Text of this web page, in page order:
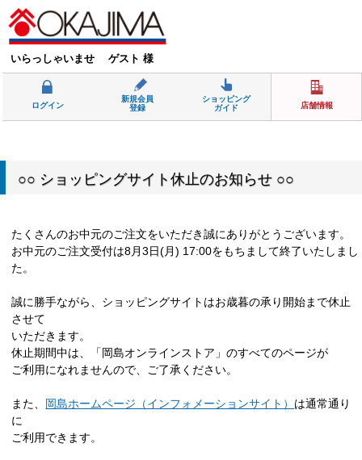
いらっしゃいませ ゲスト 様
ログイン
新規会員
登録
ショッピング
ガイド
店舗情報
○○ ショッピングサイト休止のお知らせ ○○
たくさんのお中元のご注文をいただき誠にありがとうございます。
お中元のご注文受付は8月3日(月) 17:00をもちまして終了いたしまし
た。
誠に勝手ながら、ショッピングサイトはお歳暮の承り開始まで休止
させて
いただきます。
休止期間中は、「岡島オンラインストア」のすべてのページが
ご利用になれませんので、ご了承ください。
また、 岡島ホームページ（インフォメーションサイト） は通常通り
に
ご利用できます。